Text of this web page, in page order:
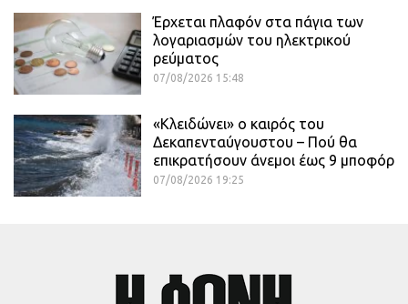
Έρχεται πλαφόν στα πάγια των
λογαριασμών του ηλεκτρικού
ρεύματος
07/08/2026 15:48
«Κλειδώνει» ο καιρός του
Δεκαπενταύγουστου – Πού θα
επικρατήσουν άνεμοι έως 9 μποφόρ
07/08/2026 19:25